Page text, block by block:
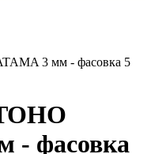
3 мм - фасовка 5
- фасовка